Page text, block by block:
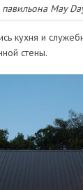
May
кухня и
стены.